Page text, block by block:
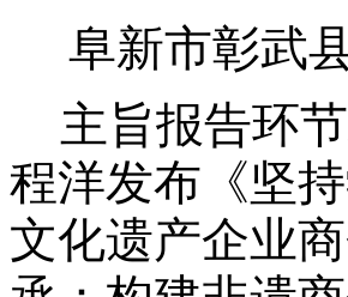
阜新市彰武
主旨报告环
程洋发布《坚
文化遗产企业